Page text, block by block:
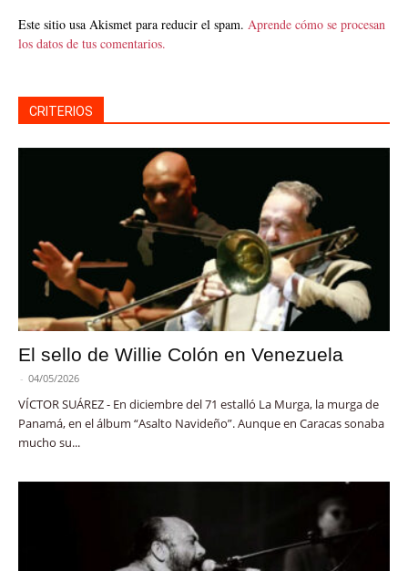
Este sitio usa Akismet para reducir el spam. Aprende cómo se procesan
los datos de tus comentarios.
CRITERIOS
El sello de Willie Colón en Venezuela
- 04/05/2026
VÍCTOR SUÁREZ - En diciembre del 71 estalló La Murga, la murga de
Panamá, en el álbum “Asalto Navideño”. Aunque en Caracas sonaba
mucho su...